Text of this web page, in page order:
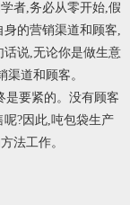
者,务必从零开始,假
的营销渠道和顾客,
说,无论你是做生意
道和顾客。
要紧的。没有顾客
?因此,吨包袋生产
法工作。